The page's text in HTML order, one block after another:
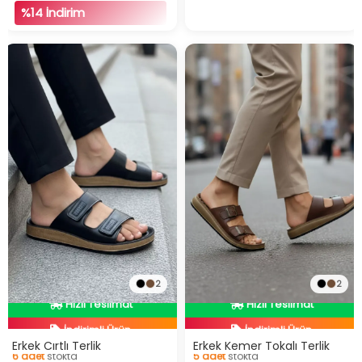
%14 İndirim
2
İndirimli Ürün
Hızlı Teslimat
Erkek Cırtlı Terlik
2
İndirimli Ürün
Hızlı Teslimat
Erkek Kemer Tokalı Terlik